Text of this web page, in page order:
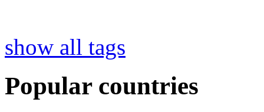
show all tags
Popular countries